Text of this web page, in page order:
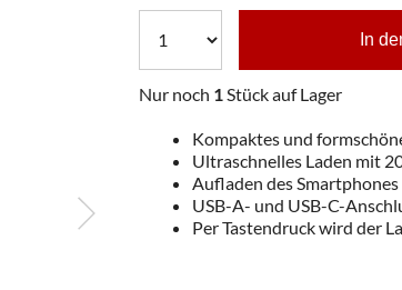
In
Nur noch 1 Stück auf Lager
Kompaktes und
Ultraschnelles Laden mit
Aufladen des
USB-A- und USB-C-
Per Tastendruck wird der